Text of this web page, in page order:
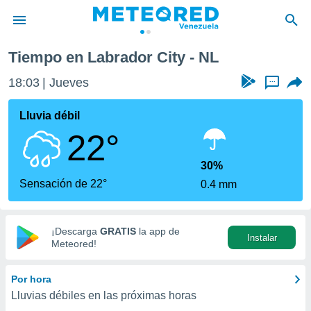
de
ha
para
que se
calidad.
a este
las
y
digital
basada
Tiempo en Labrador City - NL
18:03 Jueves ...
Lluvia débil
22°
Sensación de 22°
30%
0.4 mm
¡Descarga GRATIS la app de
Meteored!
Instalar
Por hora
Lluvias débiles en las próximas horas